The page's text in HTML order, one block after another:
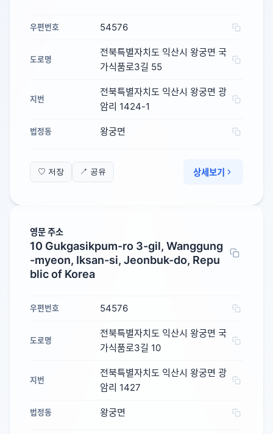
우편번호 54576
도로명
전북특별자치도 익산시 왕궁면 국
가식품로3길 55
지번
전북특별자치도 익산시 왕궁면 광
암리 1424-1
법정동 왕궁면
♡ 저장 ↗ 공유 상세보기
영문 주소
10 Gukgasikpum-ro 3-gil, Wanggung
-myeon, Iksan-si, Jeonbuk-do, Repu
blic of Korea
우편번호 54576
도로명
전북특별자치도 익산시 왕궁면 국
가식품로3길 10
지번
전북특별자치도 익산시 왕궁면 광
암리 1427
법정동 왕궁면